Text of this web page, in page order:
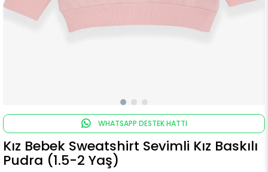
WHATSAPP DESTEK HATTI
Kız Bebek Sweatshirt Sevimli Kız Baskılı
Pudra (1.5-2 Yaş)